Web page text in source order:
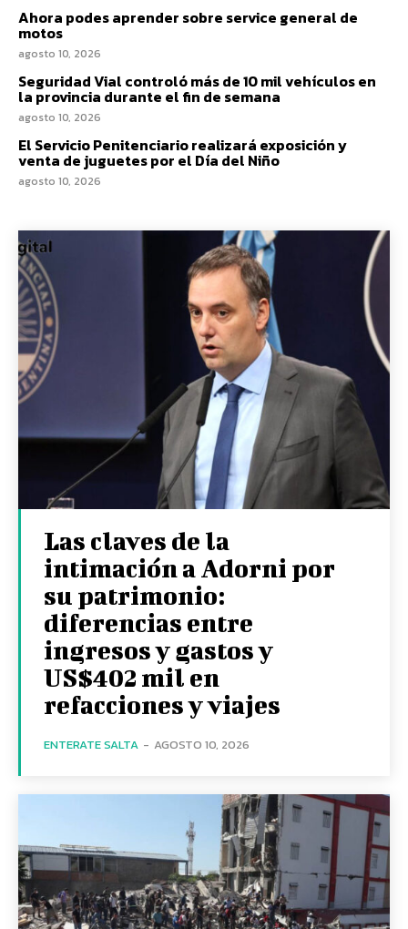
Ahora podes aprender sobre service general de
motos
agosto 10, 2026
Seguridad Vial controló más de 10 mil vehículos en
la provincia durante el fin de semana
agosto 10, 2026
El Servicio Penitenciario realizará exposición y
venta de juguetes por el Día del Niño
agosto 10, 2026
Las claves de la
intimación a Adorni por
su patrimonio:
diferencias entre
ingresos y gastos y
US$402 mil en
refacciones y viajes
ENTERATE SALTA - AGOSTO 10, 2026